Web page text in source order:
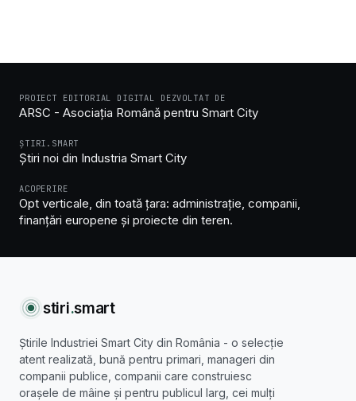
PROIECT EDITORIAL DIGITAL DEZVOLTAT DE
ARSC - Asociația Română pentru Smart City
ȘTIRI.SMART
Știri noi din Industria Smart City
ACOPERIRE
Opt verticale, din toată țara: administrație, companii,
finanțări europene și proiecte din teren.
stiri.smart
Știrile Industriei Smart City din România - o selecție
atent realizată, bună pentru primari, manageri din
companii publice, companii care construiesc
orașele de mâine și pentru publicul larg, cei mulți